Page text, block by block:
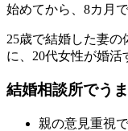
始めてから、8カ月
25歳で結婚した妻
に、20代女性が婚活
結婚相談所でう
親の意見重視